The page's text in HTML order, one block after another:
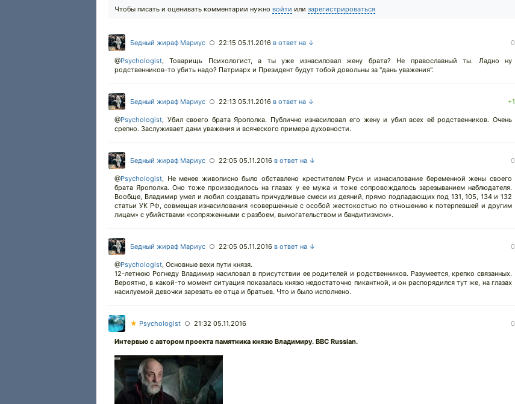
Чтобы писать и оценивать комментарии нужно войти или зарегистрироваться
Бедный жираф Мариус ○ 22:15 05.11.2016 в ответ на ↓ 0
@Psychologist,Товарищь Психологист, а ты уже изнасиловал жену брата? Не православный ты. Ладно ну
родственников-то убить надо? Патриарх и Президент будут тобой довольны за "дань уважения".
Бедный жираф Мариус ○ 22:13 05.11.2016 в ответ на ↓ +1
@Psychologist, Убил своего брата Ярополка. Публично изнасиловал его жену и убил всех её родственников. Очень
срепно. Заслуживает дани уважения и всяческого примера духовности.
Бедный жираф Мариус ○ 22:05 05.11.2016 в ответ на ↓ 0
@Psychologist, Не менее живописно было обставлено крестителем Руси и изнасилование беременной жены своего
брата Ярополка. Оно тоже производилось на глазах у ее мужа и тоже сопровождалось зарезыванием наблюдателя.
Вообще, Владимир умел и любил создавать причудливые смеси из деяний, прямо подпадающих под 131, 105, 134 и 132
статьи УК РФ, совмещая изнасилования «совершенные с особой жестокостью по отношению к потерпевшей и другим
лицам» с убийствами «сопряженными с разбоем, вымогательством и бандитизмом».
Бедный жираф Мариус ○ 22:05 05.11.2016 в ответ на ↓ 0
@Psychologist, Основные вехи пути князя.
12-летнюю Рогнеду Владимир насиловал в присутствии ее родителей и родственников. Разумеется, крепко связанных.
Вероятно, в какой-то момент ситуация показалась князю недостаточно пикантной, и он распорядился тут же, на глазах
насилуемой девочки зарезать ее отца и братьев. Что и было исполнено.
★ Psychologist ○ 21:32 05.11.2016 0
Интервью c автором проекта памятника князю Владимиру. BBC Russian.